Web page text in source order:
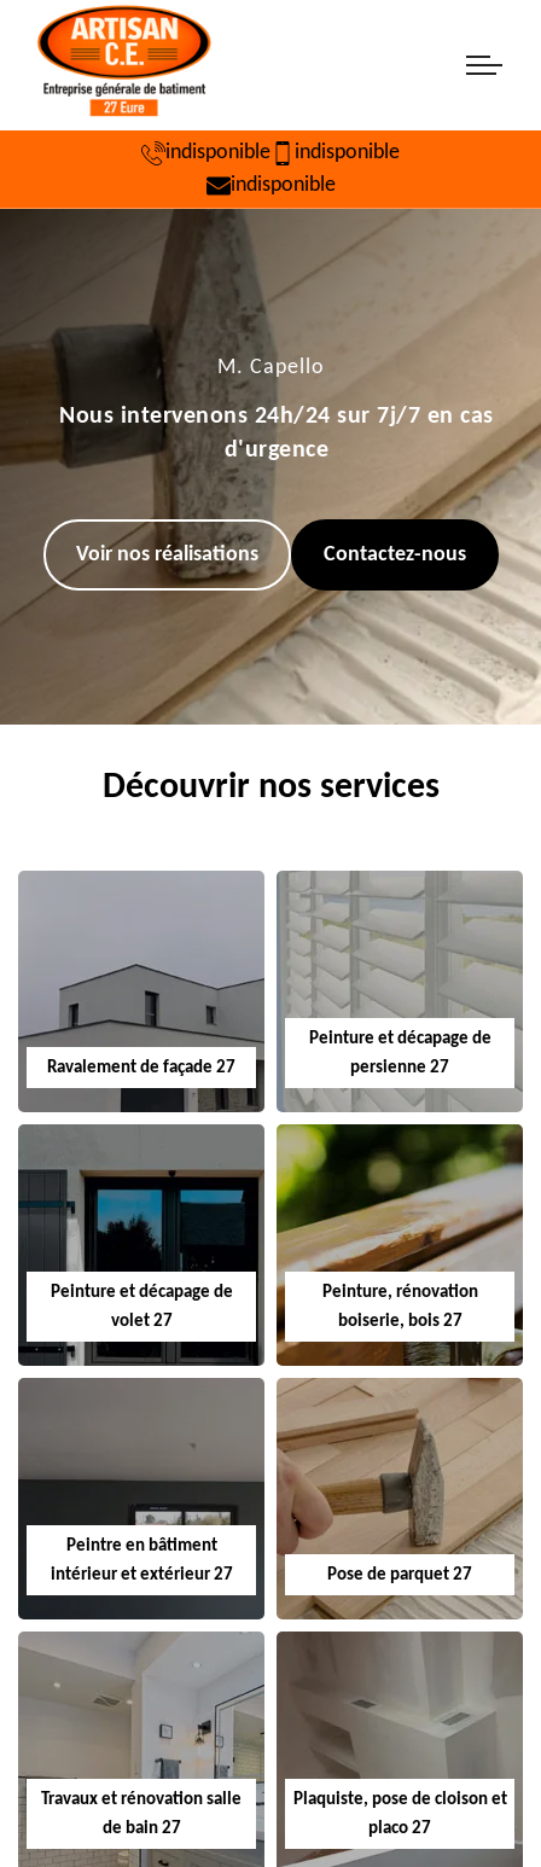
indisponible
indisponible
indisponible
M. Capello
Nous intervenons 24h/24 sur 7j/7 en cas
d'urgence
Voir nos réalisations Contactez-nous
Découvrir nos services
Ravalement de façade 27
Peinture et décapage de
persienne 27
Peinture et décapage de
volet 27
Peinture, rénovation
boiserie, bois 27
Peintre en bâtiment
intérieur et extérieur 27
Pose de parquet 27
Travaux et rénovation salle
de bain 27
Plaquiste, pose de cloison et
placo 27